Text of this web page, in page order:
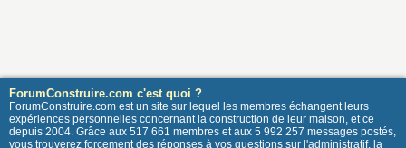
ForumConstruire.com c'est quoi ?
ForumConstruire.com est un site sur lequel les membres échangent leurs
expériences personnelles concernant la construction de leur maison, et ce
depuis 2004. Grâce aux 517 661 membres et aux 5 992 257 messages postés,
vous trouverez forcement des réponses à vos questions sur l'administratif, la